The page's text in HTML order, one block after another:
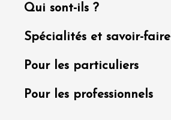
Qui sont-ils ?
Spécialités et savoir-faire
Pour les particuliers
Pour les professionnels